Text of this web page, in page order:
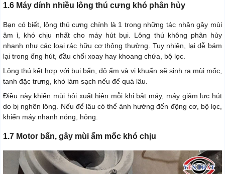
1.6 Máy dính nhiều lông thú cưng khó phân hủy
Bạn có biết, lông thú cưng chính là 1 trong những tác nhân gây mùi
âm ỉ, khó chịu nhất cho máy hút bụi. Lông thú không phân hủy
nhanh như các loại rác hữu cơ thông thường. Tuy nhiên, lại dễ bám
lại trong ống hút, đầu chổi xoay hay khoang chứa, bộ lọc.
Lông thú kết hợp với bụi bẩn, độ ẩm và vi khuẩn sẽ sinh ra mùi mốc,
tanh đặc trưng, khó làm sạch nếu để quá lâu.
Điều này khiến mùi hôi xuất hiện mỗi khi bật máy, máy giảm lực hút
do bị nghẽn lông. Nếu để lâu có thể ảnh hưởng đến động cơ, bộ lọc,
khiến máy nhanh nóng, hỏng.
1.7 Motor bẩn, gây mùi ẩm mốc khó chịu